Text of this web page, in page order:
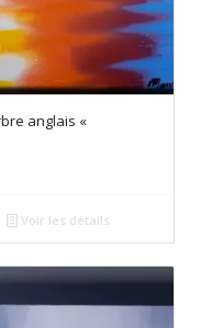
anglais «
Voir les détails